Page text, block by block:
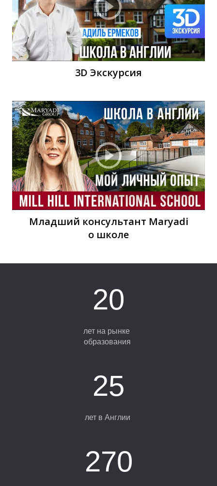
Т
И
3D Экскурсия
Младший консультант Maryadi
о школе
20
лет на рынке
образования
25
лет в Англии
270